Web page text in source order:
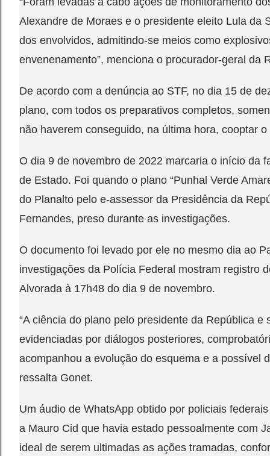
Alexandre de Moraes e o presidente eleito Lula da
dos envolvidos, admitindo-se meios como
envenenamento”, menciona o procurador-geral da
De acordo com a denúncia ao STF, no dia 15 de
plano, com todos os preparativos completos,
não haverem conseguido, na última hora, cooptar
O dia 9 de novembro de 2022 marcaria o início da
de Estado. Foi quando o plano “Punhal Verde
do Planalto pelo e-assessor da Presidência da
Fernandes, preso durante as investigações.
O documento foi levado por ele no mesmo dia ao
investigações da Polícia Federal mostram registro
Alvorada à 17h48 do dia 9 de novembro.
“A ciência do plano pelo presidente da República e
evidenciadas por diálogos posteriores,
acompanhou a evolução do esquema e a possível
ressalta Gonet.
Um áudio de WhatsApp obtido por policiais
a Mauro Cid que havia estado pessoalmente com
ideal de serem ultimadas as ações tramadas,